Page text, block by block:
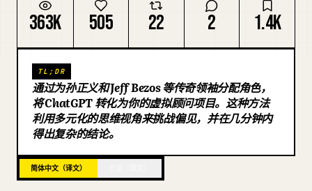
下载
博客
363K 505 22 2 1.4K
TL;DR
通过为孙正义和 Jeff Bezos 等传奇领袖分配角色，
将 ChatGPT 转化为你的虚拟顾问项目。这种方法
利用多元化的思维视角来挑战偏见，并在几分钟内
得出复杂的结论。
简体中文（译文）